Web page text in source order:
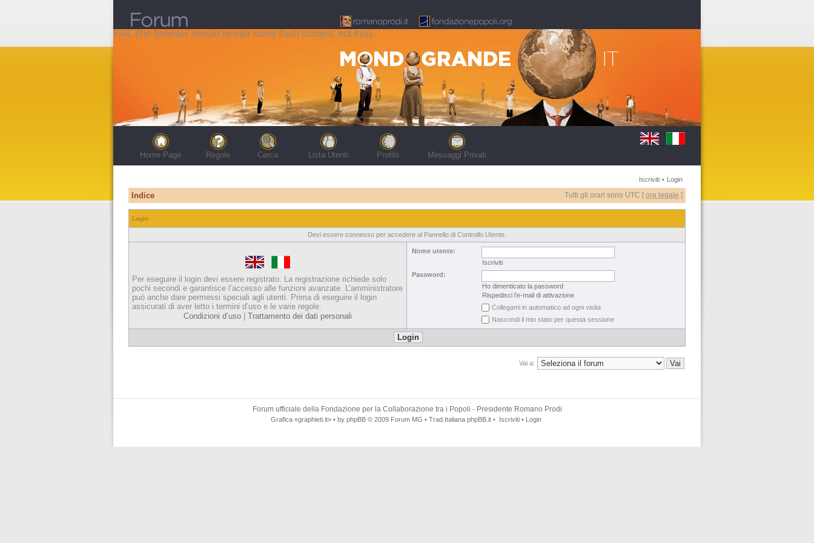
FAIL (the browser should render some flash content, not this).
Home Page Regole Cerca Lista Utenti Profilo Messaggi Privati
Iscriviti • Login
Indice Tutti gli orari sono UTC [ ora legale ]
Login
Devi essere connesso per accedere al Pannello di Controllo Utente.
Per eseguire il login devi essere registrato. La registrazione richiede solo
pochi secondi e garantisce l’accesso alle funzioni avanzate. L’amministratore
puó anche dare permessi speciali agli utenti. Prima di eseguire il login
assicurati di aver letto i termini d’uso e le varie regole.
Condizioni d’uso
Trattamento dei dati personali
Nome utente:
Iscriviti
Password:
Ho dimenticato la password
Rispedisci l’e-mail di attivazione
Collegami in automatico ad ogni visita
Nascondi il mio stato per questa sessione
Vai a:
Forum ufficiale della Fondazione per la Collaborazione tra i Popoli - Presidente Romano Prodi
Grafica «graphieti.it» • by phpBB © 2009 Forum MG • Trad.Italiana phpBB.it • Iscriviti • Login